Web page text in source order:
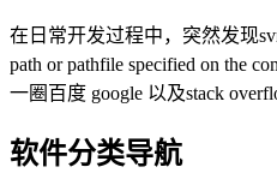
在日常开发过程中，突然发现
path or pathfile specified on the
一圈百度 google 以及stack
软件分类导航